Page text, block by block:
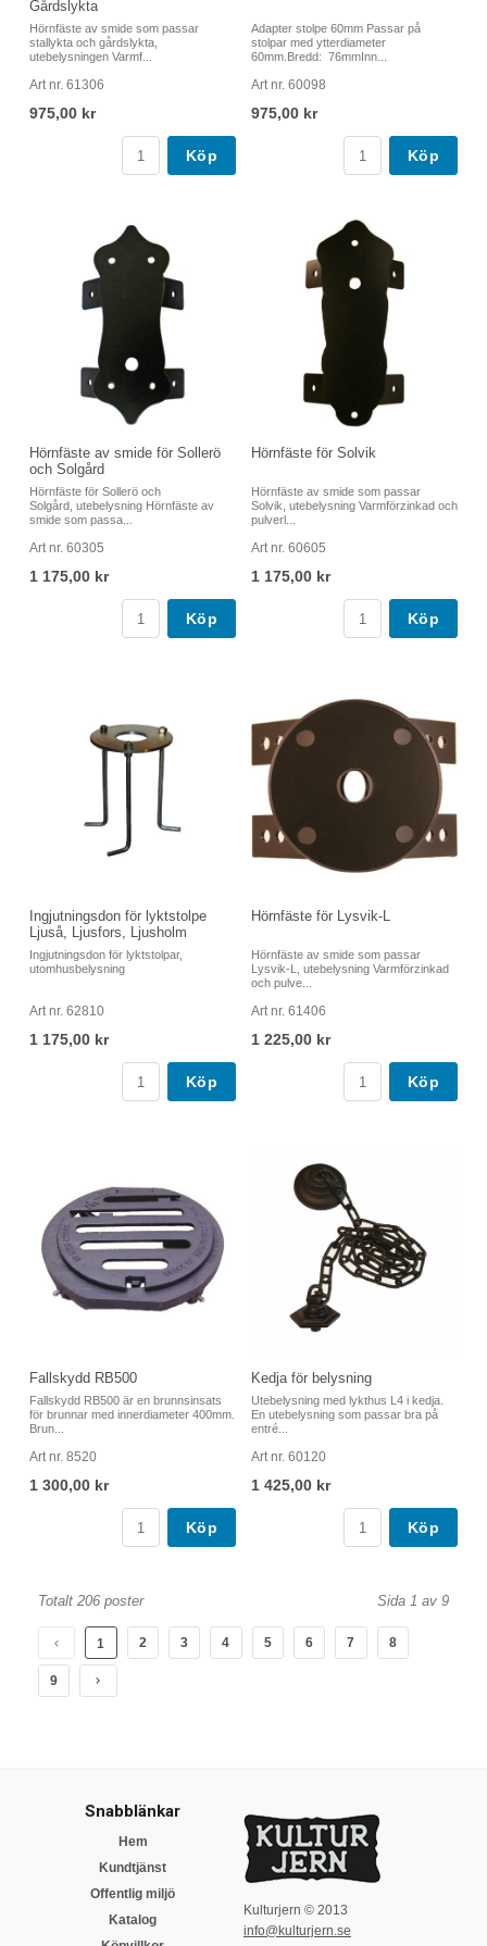
Gårdslykta
Hörnfäste av smide som passar
stallykta och gårdslykta,
utebelysningen Varmf...
Art nr. 61306
975,00 kr
Köp
Adapter stolpe 60mm Passar på
stolpar med ytterdiameter
60mm.Bredd: 76mmInn...
Art nr. 60098
975,00 kr
Köp
Hörnfäste av smide för Sollerö
och Solgård
Hörnfäste för Sollerö och
Solgård, utebelysning Hörnfäste av
smide som passa...
Art nr. 60305
1 175,00 kr
Köp
Hörnfäste för Solvik
Hörnfäste av smide som passar
Solvik, utebelysning Varmförzinkad och
pulverl...
Art nr. 60605
1 175,00 kr
Köp
Ingjutningsdon för lyktstolpe
Ljuså, Ljusfors, Ljusholm
Ingjutningsdon för lyktstolpar,
utomhusbelysning
Art nr. 62810
1 175,00 kr
Köp
Hörnfäste för Lysvik-L
Hörnfäste av smide som passar
Lysvik-L, utebelysning Varmförzinkad
och pulve...
Art nr. 61406
1 225,00 kr
Köp
Fallskydd RB500
Fallskydd RB500 är en brunnsinsats
för brunnar med innerdiameter 400mm.
Brun...
Art nr. 8520
1 300,00 kr
Köp
Kedja för belysning
Utebelysning med lykthus L4 i kedja.
En utebelysning som passar bra på
entré...
Art nr. 60120
1 425,00 kr
Köp
Totalt 206 poster Sida 1 av 9
1 2 3 4 5 6 7 8
9
Snabblänkar
Hem
Kundtjänst
Offentlig miljö
Katalog
Kulturjern © 2013
info@kulturjern.se